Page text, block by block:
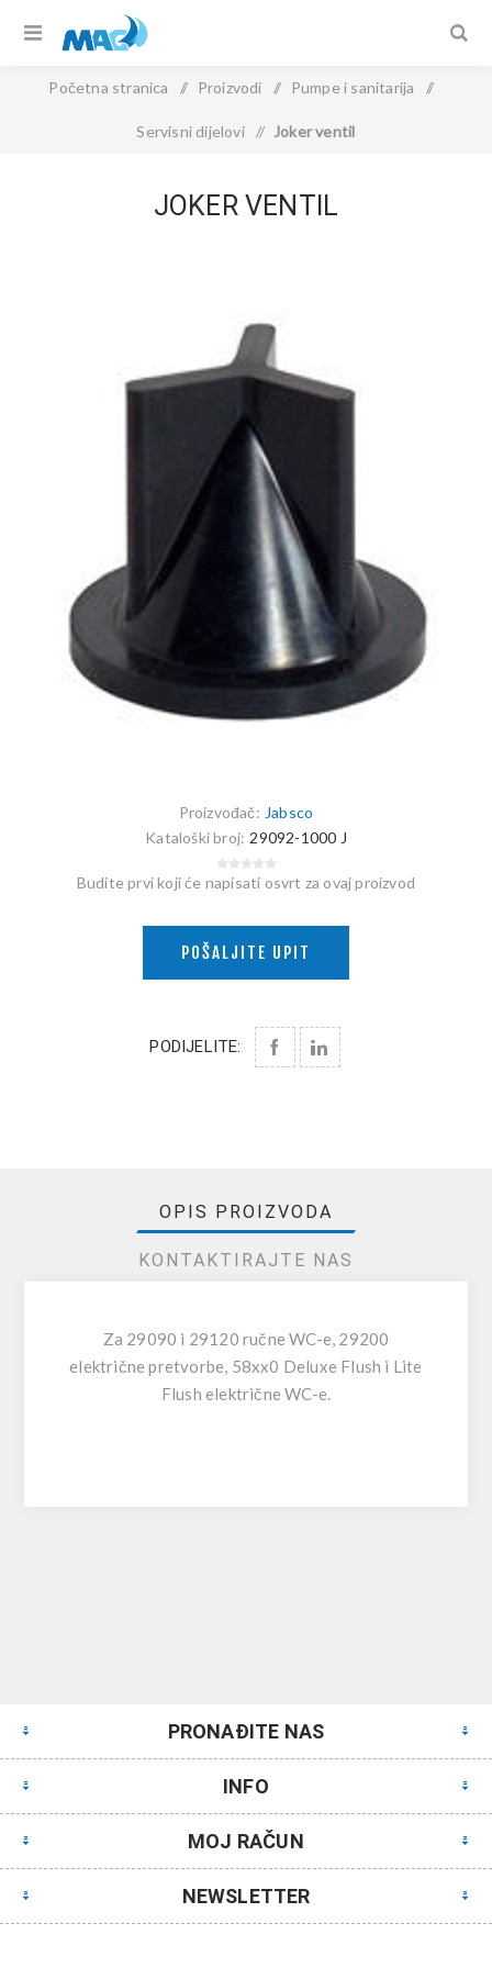
Početna stranica / Proizvodi / Pumpe i sanitarija /
Servisni dijelovi / Joker ventil
JOKER VENTIL
Proizvođač: Jabsco
Kataloški broj: 29092-1000 J
Budite prvi koji će napisati osvrt za ovaj proizvod
POŠALJITE UPIT
PODIJELITE:
OPIS PROIZVODA
KONTAKTIRAJTE NAS
Za 29090 i 29120 ručne WC-e, 29200
električne pretvorbe, 58xx0 Deluxe Flush i Lite
Flush električne WC-e.
PRONAĐITE NAS
INFO
MOJ RAČUN
NEWSLETTER